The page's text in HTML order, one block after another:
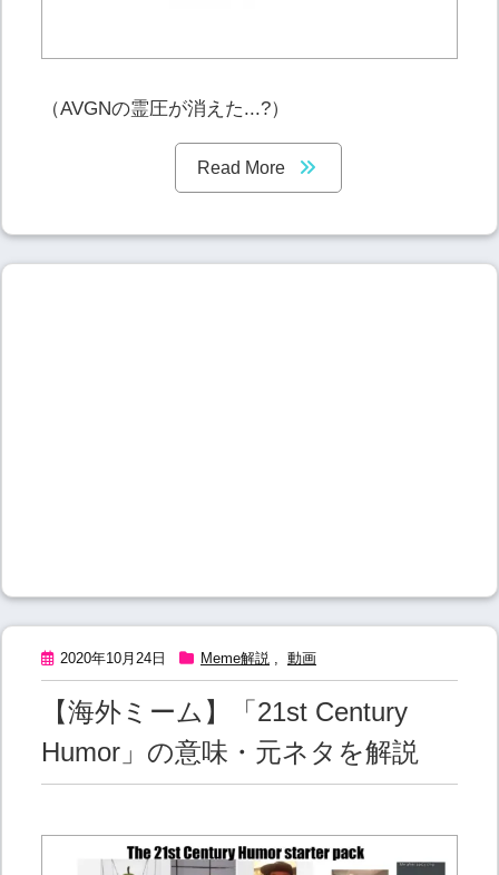
（AVGNの霊圧が消えた...?）
Read More
2020年10月24日 Meme解説 動画
【海外ミーム】「21st Century
Humor」の意味・元ネタを解説